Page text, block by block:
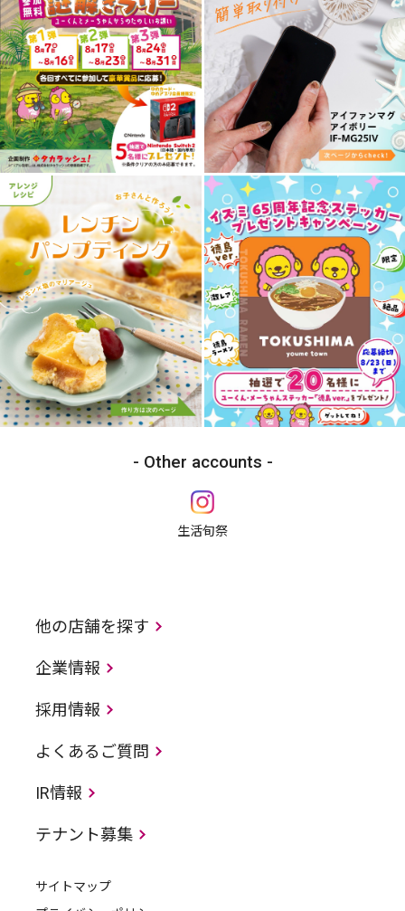
Other accounts
生活旬祭
他の店舗を探す
企業情報
採用情報
よくあるご質問
IR情報
テナント募集
サイトマップ